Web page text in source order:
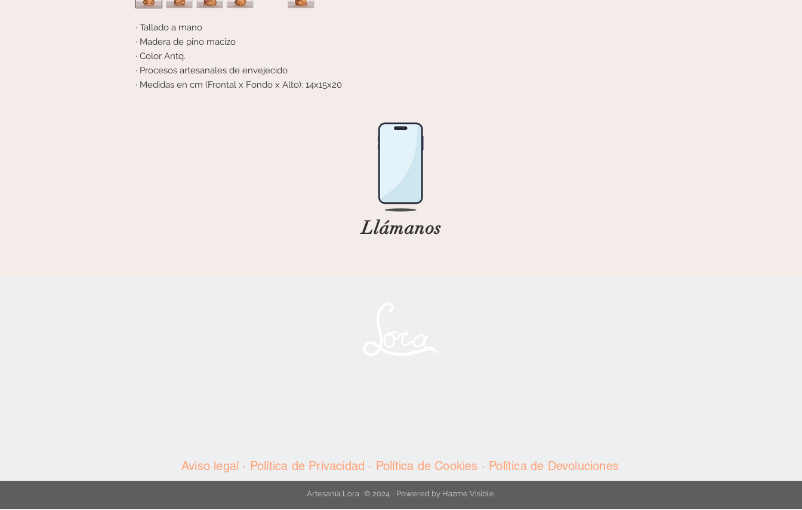
· Tallado a mano
· Madera de pino macizo
· Color Antq.
· Procesos artesanales de envejecido
· Medidas en cm (Frontal x Fondo x Alto): 14x15x20
Llámanos
Aviso legal · Política de Privacidad · Política de Cookies · Política de Devoluciones
Artesanía Lora · © 2024 · Powered by Hazme Visible